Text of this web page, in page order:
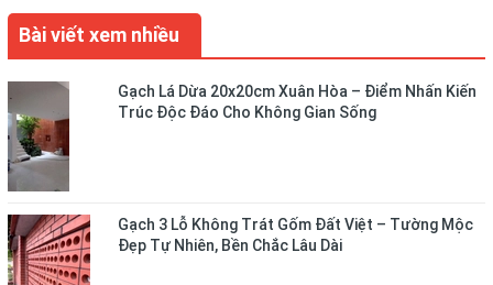
Bài viết xem nhiều
Gạch Lá Dừa 20x20cm Xuân Hòa – Điểm Nhấn Kiến
Trúc Độc Đáo Cho Không Gian Sống
Gạch 3 Lỗ Không Trát Gốm Đất Việt – Tường Mộc
Đẹp Tự Nhiên, Bền Chắc Lâu Dài